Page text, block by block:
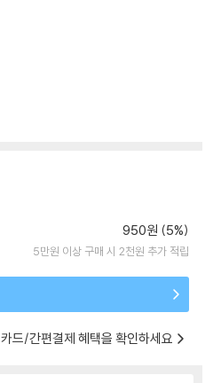
950원 (5%)
5만원 이상 구매 시 2천원 추가 적립
카드/간편결제 혜택을 확인하세요